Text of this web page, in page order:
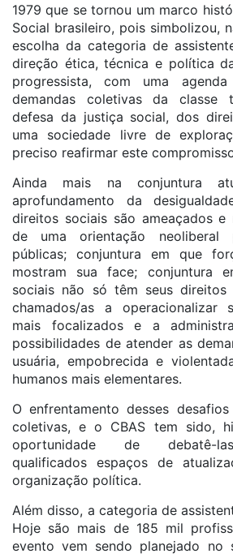
1979 que se tornou um marco
Social brasileiro, pois simbolizou,
escolha da categoria de
direção ética, técnica e política
progressista, com uma
demandas coletivas da classe
defesa da justiça social, dos
uma sociedade livre de
preciso reafirmar este
Ainda mais na conjuntura
aprofundamento da
direitos sociais são ameaçados
de uma orientação neoliberal
públicas; conjuntura em que
mostram sua face; conjuntura
sociais não só têm seus direitos
chamados/as a operacionalizar
mais focalizados e a
possibilidades de atender as
usuária, empobrecida e
humanos mais elementares.
O enfrentamento desses
coletivas, e o CBAS tem sido,
oportunidade de debatê-
qualificados espaços de
organização política.
Além disso, a categoria de
Hoje são mais de 185 mil
evento vem sendo planejado no